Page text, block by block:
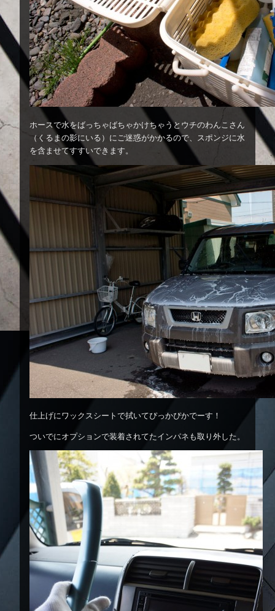
ホースで水をばっちゃばちゃかけちゃうとウチのわんこさん
（くるまの影にいる）にご迷惑がかかるので、スポンジに水
を含ませてすすいできます。
仕上げにワックスシートで拭いてぴっかぴかでーす！
ついでにオプションで装着されてたインパネも取り外した。